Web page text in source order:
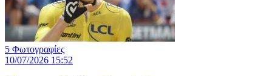
5 Φωτογραφίες
10/07/2026 15:52